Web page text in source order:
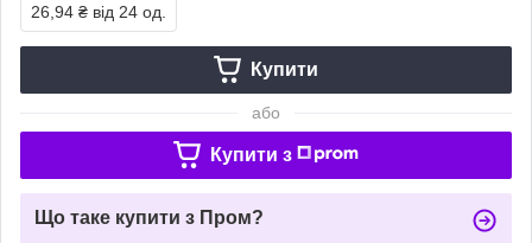
26,94 ₴ від 24 од.
Купити
або
Купити з
Що таке купити з Пром?